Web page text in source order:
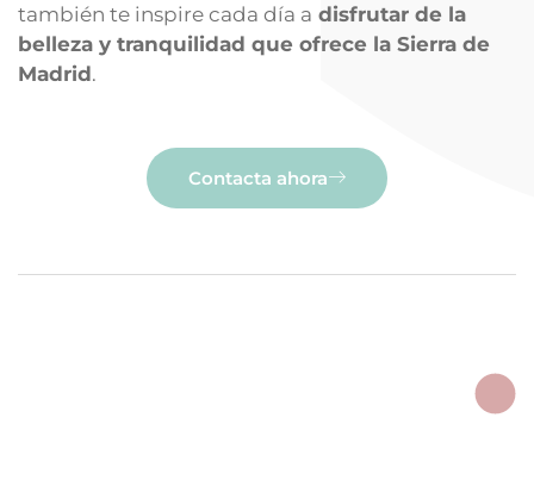
también te inspire cada día a disfrutar de la
belleza y tranquilidad que ofrece la Sierra de
Madrid.
Contacta ahora